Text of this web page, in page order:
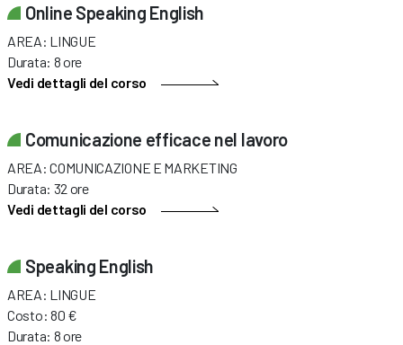
Online Speaking English
AREA: LINGUE
Durata: 8 ore
Vedi dettagli del corso
Comunicazione efficace nel lavoro
AREA: COMUNICAZIONE E MARKETING
Durata: 32 ore
Vedi dettagli del corso
Speaking English
AREA: LINGUE
Costo: 80 €
Durata: 8 ore